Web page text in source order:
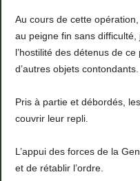
Au cours de cette
au peigne fin sans
l’hostilité des détenus de
d’autres objets contondants.
Pris à partie et débordés,
couvrir leur repli.
L’appui des forces de la
et de rétablir l’ordre.